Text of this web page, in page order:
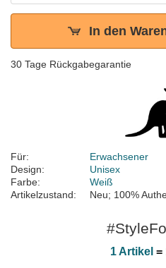
In den
30 Tage Rückgabegarantie
Für:
Erwachsener
Design:
Unisex
Farbe:
Weiß
Artikelzustand:
Neu; 100%
1 Artikel =